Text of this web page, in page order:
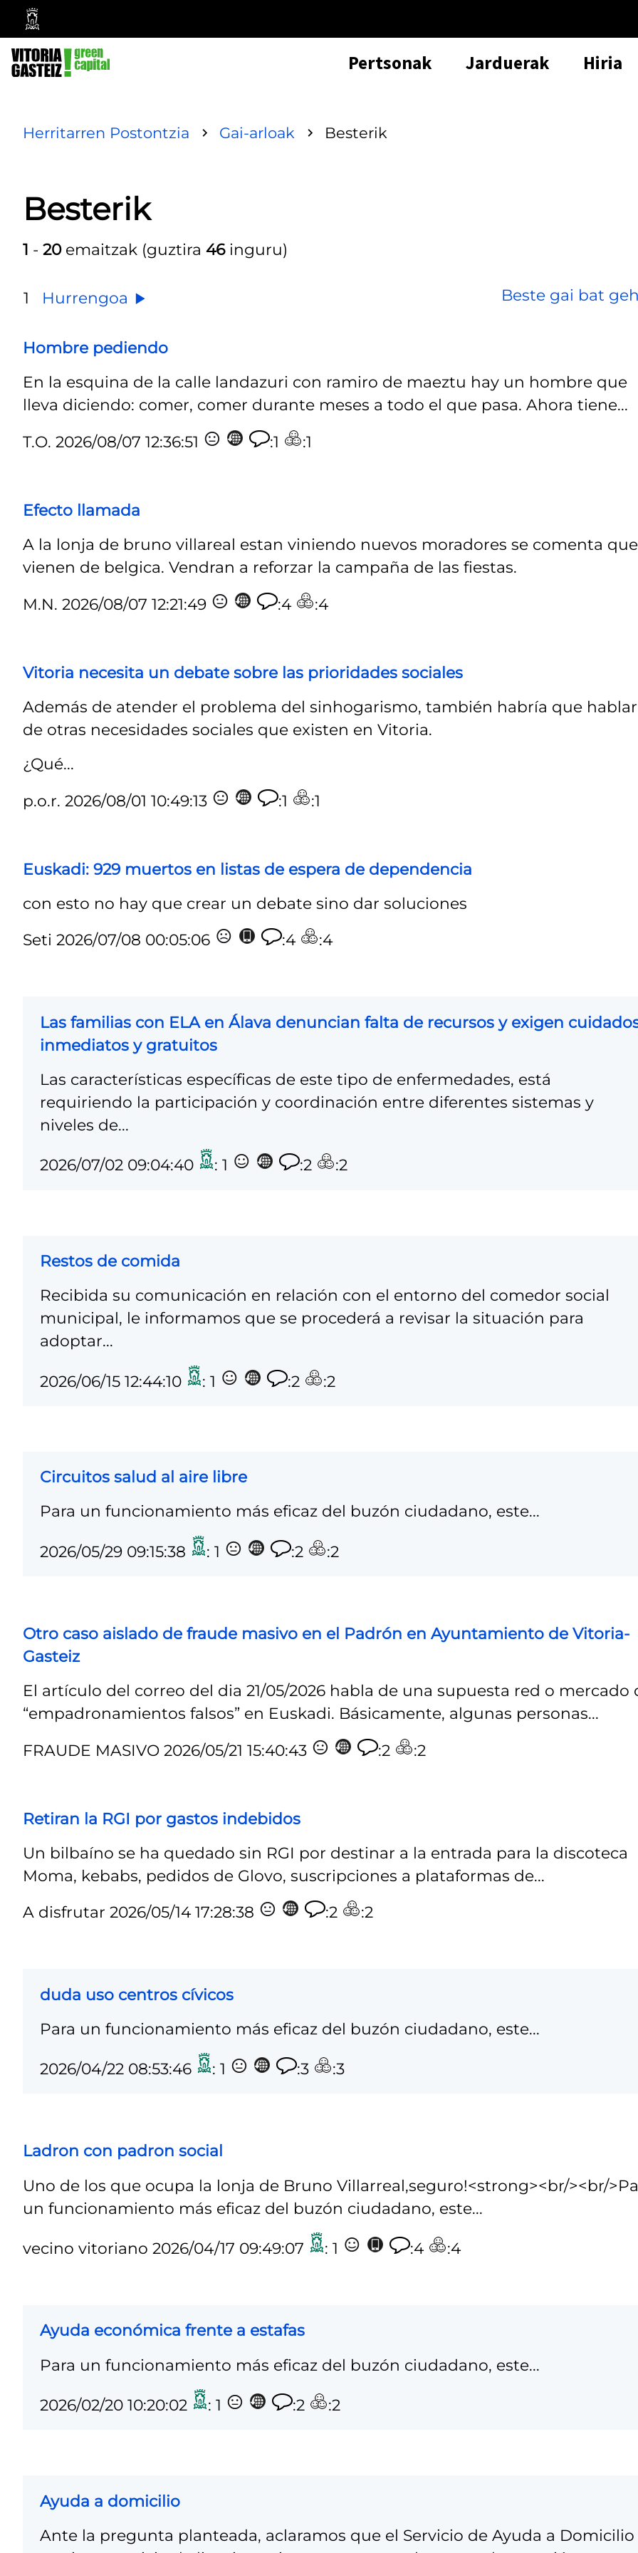
Vitoria-
Gasteizko
Udala
Pertsonak Jarduerak Hiria
Herritarren Postontzia Gai-arloak Besterik
Besterik
1 - 20emaitzak (guztira 46inguru)
1 Hurrengoa Beste gai bat
Hombre pediendo
En la esquina de la calle landazuri con ramiro de maeztu hay un hombre que
lleva diciendo: comer, comer durante meses a todo el que pasa. Ahora tiene...
T.O. 2026/08/07 12:36:51 :1 :1
Efecto llamada
A la lonja de bruno villareal estan viniendo nuevos moradores se comenta que
vienen de belgica. Vendran a reforzar la campaña de las fiestas.
M.N. 2026/08/07 12:21:49 :4 :4
Vitoria necesita un debate sobre las prioridades sociales
Además de atender el problema del sinhogarismo, también habría que hablar
de otras necesidades sociales que existen en Vitoria.
¿Qué...
p.o.r. 2026/08/01 10:49:13 :1 :1
Euskadi: 929 muertos en listas de espera de dependencia
con esto no hay que crear un debate sino dar soluciones
Seti 2026/07/08 00:05:06 :4 :4
Las familias con ELA en Álava denuncian falta de recursos y exigen
inmediatos y gratuitos
Las características específicas de este tipo de enfermedades, está
requiriendo la participación y coordinación entre diferentes sistemas y
niveles de...
2026/07/02 09:04:40 : 1 :2 :2
Restos de comida
Recibida su comunicación en relación con el entorno del comedor social
municipal, le informamos que se procederá a revisar la situación para
adoptar...
2026/06/15 12:44:10 : 1 :2 :2
Circuitos salud al aire libre
Para un funcionamiento más eficaz del buzón ciudadano, este...
2026/05/29 09:15:38 : 1 :2 :2
Otro caso aislado de fraude masivo en el Padrón en Ayuntamiento de Vitoria-
Gasteiz
El artículo del correo del dia 21/05/2026 habla de una supuesta red o mercado
“empadronamientos falsos” en Euskadi. Básicamente, algunas personas...
FRAUDE MASIVO 2026/05/21 15:40:43 :2 :2
Retiran la RGI por gastos indebidos
Un bilbaíno se ha quedado sin RGI por destinar a la entrada para la discoteca
Moma, kebabs, pedidos de Glovo, suscripciones a plataformas de...
A disfrutar 2026/05/14 17:28:38 :2 :2
duda uso centros cívicos
Para un funcionamiento más eficaz del buzón ciudadano, este...
2026/04/22 08:53:46 : 1 :3 :3
Ladron con padron social
Uno de los que ocupa la lonja de Bruno Villarreal,seguro!<strong><br/><br/
un funcionamiento más eficaz del buzón ciudadano, este...
vecino vitoriano 2026/04/17 09:49:07 : 1 :4 :4
Ayuda económica frente a estafas
Para un funcionamiento más eficaz del buzón ciudadano, este...
2026/02/20 10:20:02 : 1 :2 :2
Ayuda a domicilio
Ante la pregunta planteada, aclaramos que el Servicio de Ayuda a Domicilio